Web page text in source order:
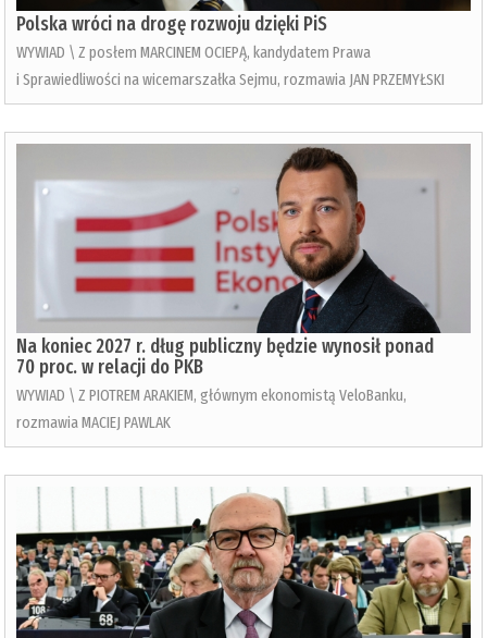
Polska wróci na drogę rozwoju dzięki PiS
WYWIAD \ Z posłem MARCINEM OCIEPĄ, kandydatem Prawa
i Sprawiedliwości na wicemarszałka Sejmu, rozmawia JAN PRZEMYŁSKI
Na koniec 2027 r. dług publiczny będzie wynosił ponad
70 proc. w relacji do PKB
WYWIAD \ Z PIOTREM ARAKIEM, głównym ekonomistą VeloBanku,
rozmawia MACIEJ PAWLAK